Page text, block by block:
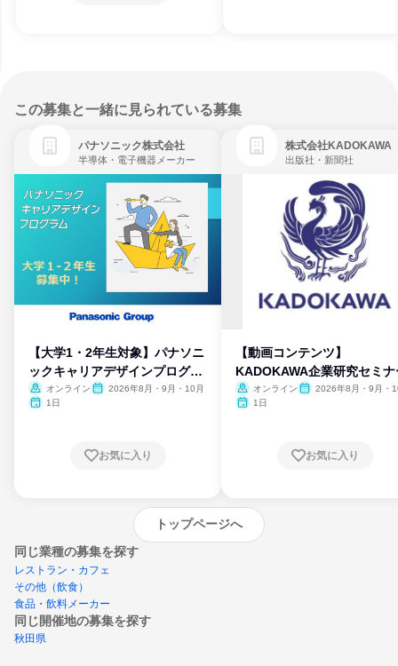
この募集と一緒に見られている募集
パナソニック株式会社
半導体・電子機器メーカー
【大学1・2年生対象】パナソニ
ックキャリアデザインプログラ
ム
オンライン
2026年8月・9月・10月
1日
お気に入り
株式会社KADOKAWA
出版社・新聞社
【動画コンテンツ】
KADOKAWA企業研究セミナ
オンライン
2026年8月・9月・
1日
お気に入り
トップページへ
同じ業種の募集を探す
レストラン・カフェ
その他（飲食）
食品・飲料メーカー
同じ開催地の募集を探す
秋田県